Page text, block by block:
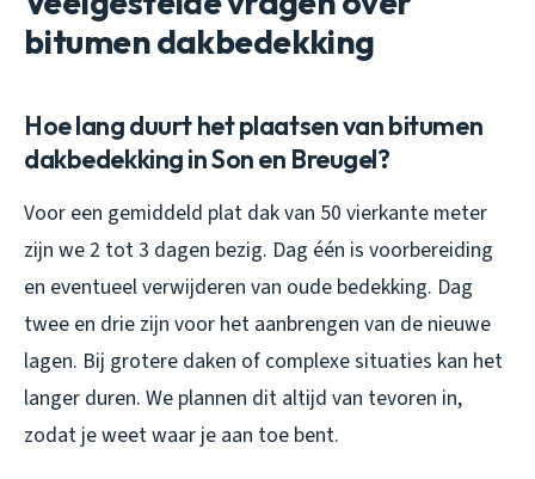
bitumen dakbedekking
Hoe lang duurt het plaatsen van bitumen
dakbedekking in Son en Breugel?
Voor een gemiddeld plat dak van 50 vierkante meter
zijn we 2 tot 3 dagen bezig. Dag één is voorbereiding
en eventueel verwijderen van oude bedekking. Dag
twee en drie zijn voor het aanbrengen van de nieuwe
lagen. Bij grotere daken of complexe situaties kan het
langer duren. We plannen dit altijd van tevoren in,
zodat je weet waar je aan toe bent.